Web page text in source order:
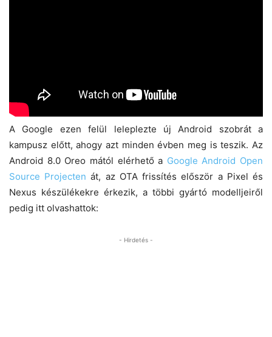
A Google ezen felül leleplezte új Android szobrát a
kampusz előtt, ahogy azt minden évben meg is teszik. Az
Android 8.0 Oreo mától elérhető a Google Android Open
Source Projecten át, az OTA frissítés először a Pixel és
Nexus készülékekre érkezik, a többi gyártó modelljeiről
pedig itt olvashattok:
- Hirdetés -